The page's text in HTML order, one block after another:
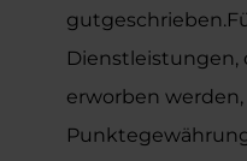
erworben